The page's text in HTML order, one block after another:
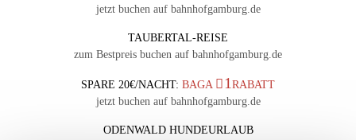
jetzt buchen auf bahnhofgamburg.de
TAUBERTAL-REISE
zum Bestpreis buchen auf bahnhofgamburg.de
SPARE 20€/NACHT:BAGA 1 RABATT
jetzt buchen auf bahnhofgamburg.de
ODENWALD HUNDEURLAUB